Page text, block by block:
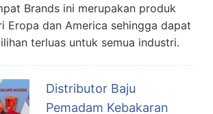
Brands ini merupakan produk
Eropa dan America sehingga dapat
terluas untuk semua industri.
Distributor Baju
Pemadam Kebakaran